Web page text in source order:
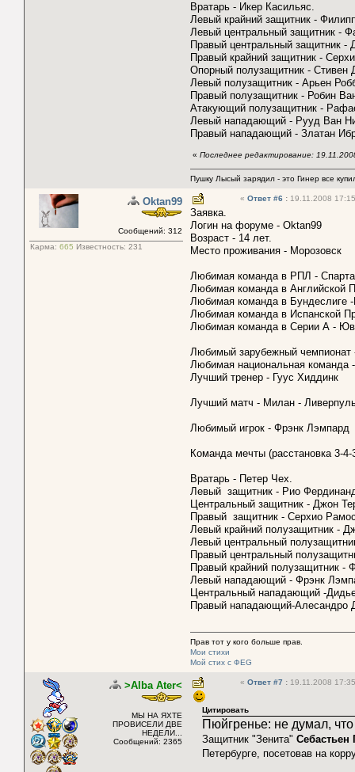
Вратарь - Икер Касильяс.
Левый крайний защитник -
Левый центральный защитник -
Правый центральный защитник -
Правый крайний защитник -
Опорный полузащитник - Стивен
Левый полузащитник - Арьен
Правый полузащитник - Робин
Атакующий полузащитник -
Левый нападающий - Рууд Ван
Правый нападающий - Златан
« Последнее редактирование:
Пушку Лысый зарядил - это Гинер все
Oktan99
Сообщений: 312
Карма: 665 Известность: 231
« Ответ #6 : 19.11.2008
Заявка.
Логин на форуме - Oktan99
Возраст - 14 лет.
Место проживания - Морозовск
Любимая команда в РПЛ -
Любимая команда в Английской
Любимая команда в Бундеслиге
Любимая команда в Испанской
Любимая команда в Серии А -
Любимый зарубежный чемпионат
Любимая национальная команда
Лучший тренер - Гуус Хиддинк
Лучший матч - Милан -
Любимый игрок - Фрэнк Лэмпард
Команда мечты (расстановка 3-4-
Вратарь - Петер Чех.
Левый защитник - Рио
Центральный защитник - Джон
Правый защитник - Серхио
Левый крайний полузащитник -
Левый центральный
Правый центральный
Правый крайний полузащитник -
Левый нападающий - Фрэнк
Центральный нападающий -
Правый нападающий-Алесандро
Прав тот у кого больше прав.
Мои стихи
Мой стих с ФEG
>Alba Ater<
МЫ НА ЯХТЕ
ПРОВИСЕЛИ ДВЕ
НЕДЕЛИ...
Сообщений: 2365
« Ответ #7 : 19.11.2008
Цитировать
Пюйгренье: не думал, что
Защитник "Зенита" Себастьен
Петербурге, посетовав на